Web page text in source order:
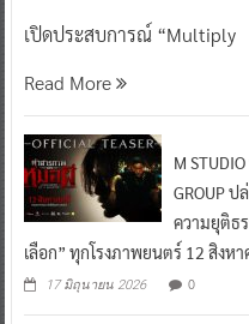
เปิดประสบการณ์ “Multiply
Read More
M
GROUP
ความยุติธ
เลือก” ทุกโรงภาพยนตร์ 12 สิงห
17 มิถุนายน 2026 0